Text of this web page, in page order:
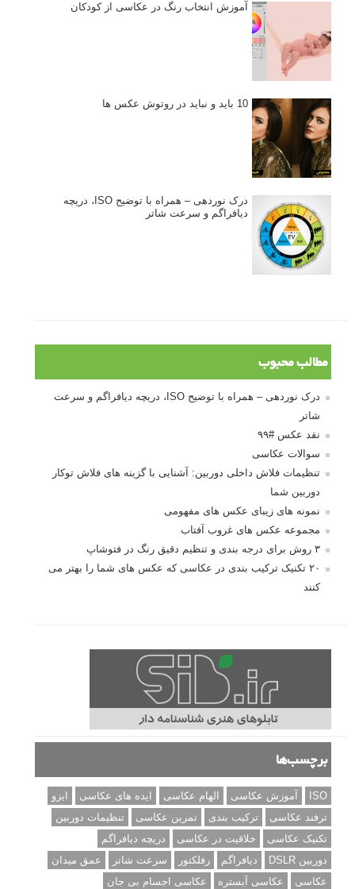
آموزش انتخاب رنگ در عکاسی از کودکان
10 باید و نباید در روتوش عکس ها
درک نوردهی – همراه با توضیح ISO، دریچه
دیافراگم و سرعت شاتر
مطالب محبوب
درک نوردهی – همراه با توضیح ISO، دریچه دیافراگم و سرعت
شاتر
نقد عکس #۹۹
سوالات عکاسی
تنظیمات فلاش داخلی دوربین: آشنایی با گزینه های فلاش توکار
دوربین شما
نمونه های زیبای عکس های مفهومی
مجموعه عکس های غروب آفتاب
۳ روش برای درجه بندی و تنظیم دقیق رنگ در فتوشاپ
۲۰ تکنیک ترکیب بندی در عکاسی که عکس های شما را بهتر می
کنند
برچسب‌ها
ISO آموزش عکاسی الهام عکاسی ایده های عکاسی
ایزو
ترفند عکاسی
ترکیب بندی تمرین عکاسی
تنظیمات دوربین
تکنیک عکاسی
خلاقیت در عکاسی
دریچه دیافراگم
دوربین DSLR
دیافراگم رفلکتور سرعت شاتر
عمق میدان
عکاسی
عکاسی آبستره
عکاسی اجسام بی جان